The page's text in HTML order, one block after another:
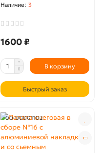
3
1600 ₽
В корзину
Быстрый заказ
00-00001102